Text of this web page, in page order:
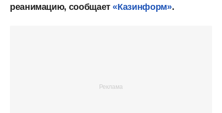
реанимацию, сообщает«Казинформ».